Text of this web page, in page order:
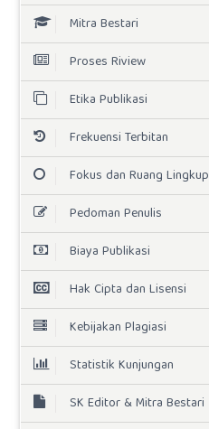
Mitra Bestari
Proses Riview
Etika Publikasi
Frekuensi Terbitan
Fokus dan Ruang Lingkup
Pedoman Penulis
Biaya Publikasi
Hak Cipta dan Lisensi
Kebijakan Plagiasi
Statistik Kunjungan
SK Editor & Mitra Bestari